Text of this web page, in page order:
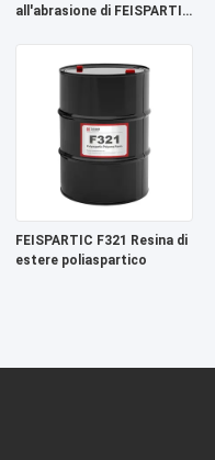
all'abrasione di FEISPARTIC
FEISPARTIC F321 Resina di
estere poliaspartico